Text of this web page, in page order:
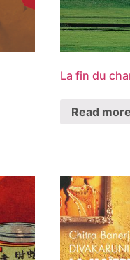
La fin du
Read more